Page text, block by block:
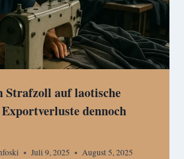
Strafzoll auf laotische
dennoch
Juli 9, 2025 August 5, 2025